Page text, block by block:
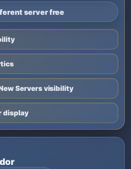
server free
Servers visibility
display